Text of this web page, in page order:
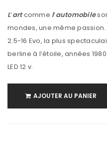
L‘artcomme l‘automobile
mondes, une même passion.
2.5-16 Evo, la plus
berline à l’étoile, années
LED 12 v.
AJOUTER AU PANIER